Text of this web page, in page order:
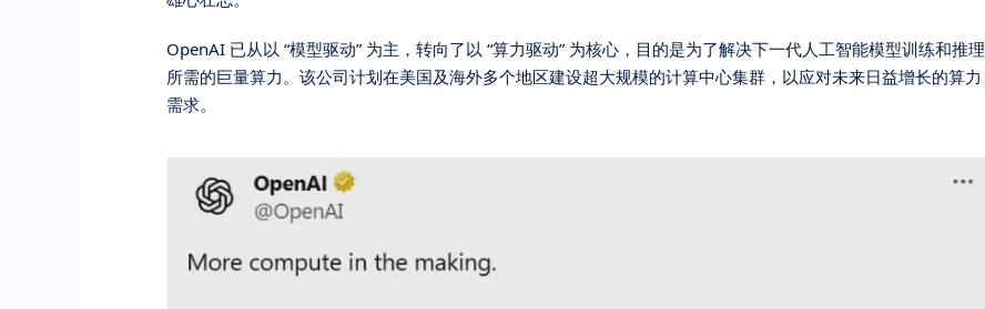
OpenAI 已从以 “模型驱动” 为主，转向了以 “算力驱动” 为核心，目的是为了解决下一代人工智能模型训练和推理
所需的巨量算力。该公司计划在美国及海外多个地区建设超大规模的计算中心集群，以应对未来日益增长的算力
需求。